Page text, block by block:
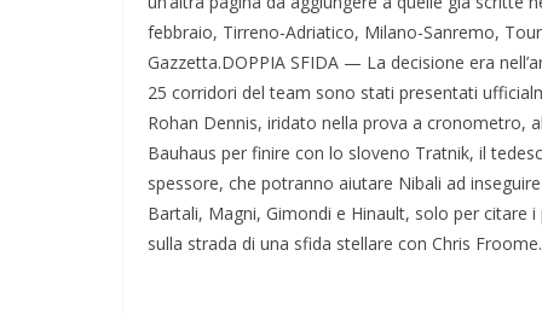
febbraio, Tirreno-Adriatico, Milano-Sanremo,
Gazzetta.DOPPIA SFIDA — La decisione era
25 corridori del team sono stati presentati
Rohan Dennis, iridato nella prova a cronometro,
Bauhaus per finire con lo sloveno Tratnik, il
spessore, che potranno aiutare Nibali ad
Bartali, Magni, Gimondi e Hinault, solo per citare
sulla strada di una sfida stellare con Chris